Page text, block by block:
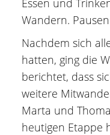
Wandern.
Nachdem sich
hatten, ging die
berichtet, dass
weitere
Marta und
heutigen Etappe